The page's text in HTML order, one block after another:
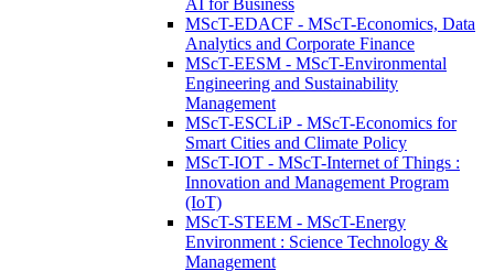
AI for Business
MScT-EDACF - MScT-Economics, Data
Analytics and Corporate Finance
MScT-EESM - MScT-Environmental
Engineering and Sustainability
Management
MScT-ESCLiP - MScT-Economics for
Smart Cities and Climate Policy
MScT-IOT - MScT-Internet of Things :
Innovation and Management Program
(IoT)
MScT-STEEM - MScT-Energy
Environment : Science Technology &
Management